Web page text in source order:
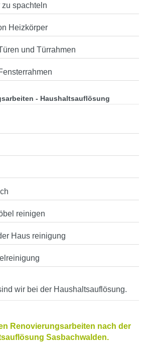
spachteln
Heizkörper
und Türrahmen
- Haushaltsauflösung
reinigen
Haus reinigung
wir bei der Haushaltsauflösung.
Renovierungsarbeiten nach der
Sasbachwalden.